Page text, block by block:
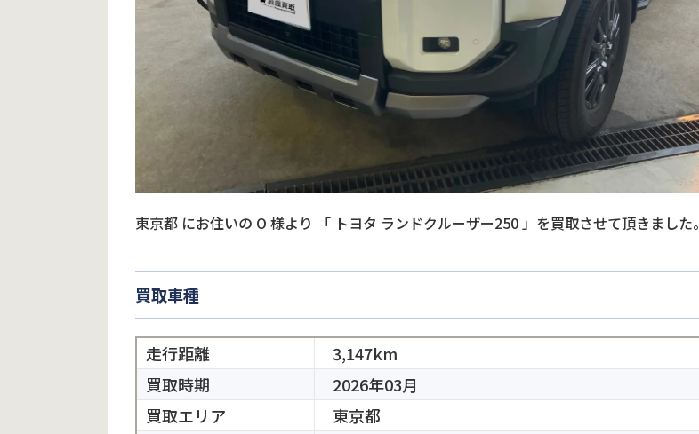
東京都 にお住いの O 様より 「 トヨタ ランドクルーザー250」を買取させて頂きました。
買取車種
走行距離
3,147km
買取時期
2026年03月
買取エリア
東京都